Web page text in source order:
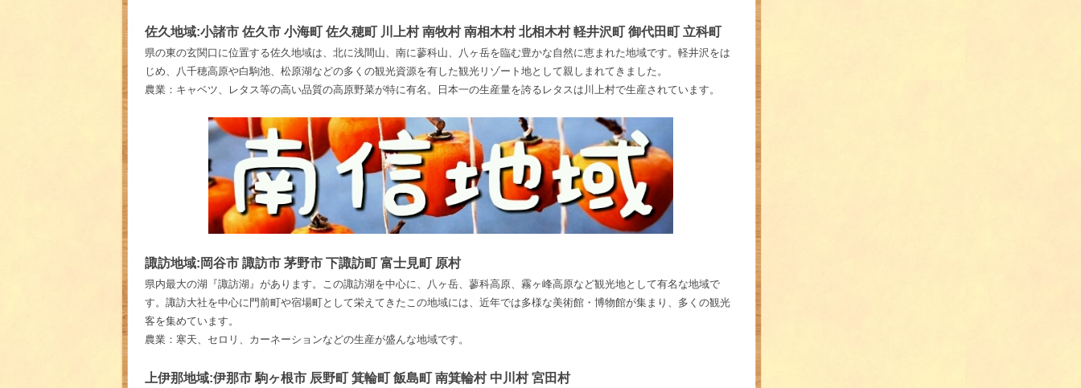
佐久地域:小諸市 佐久市 小海町 佐久穂町 川上村 南牧村 南相木村 北相木村 軽井沢町 御代田町 立科町
県の東の玄関口に位置する佐久地域は、北に浅間山、南に蓼科山、八ヶ岳を臨む豊かな自然に恵まれた地域です。軽井沢をは
じめ、八千穂高原や白駒池、松原湖などの多くの観光資源を有した観光リゾート地として親しまれてきました。
農業：キャベツ、レタス等の高い品質の高原野菜が特に有名。日本一の生産量を誇るレタスは川上村で生産されています。
諏訪地域:岡谷市 諏訪市 茅野市 下諏訪町 富士見町 原村
県内最大の湖『諏訪湖』があります。この諏訪湖を中心に、八ヶ岳、蓼科高原、霧ヶ峰高原など観光地として有名な地域で
す。諏訪大社を中心に門前町や宿場町として栄えてきたこの地域には、近年では多様な美術館・博物館が集まり、多くの観光
客を集めています。
農業：寒天、セロリ、カーネーションなどの生産が盛んな地域です。
上伊那地域:伊那市 駒ヶ根市 辰野町 箕輪町 飯島町 南箕輪村 中川村 宮田村